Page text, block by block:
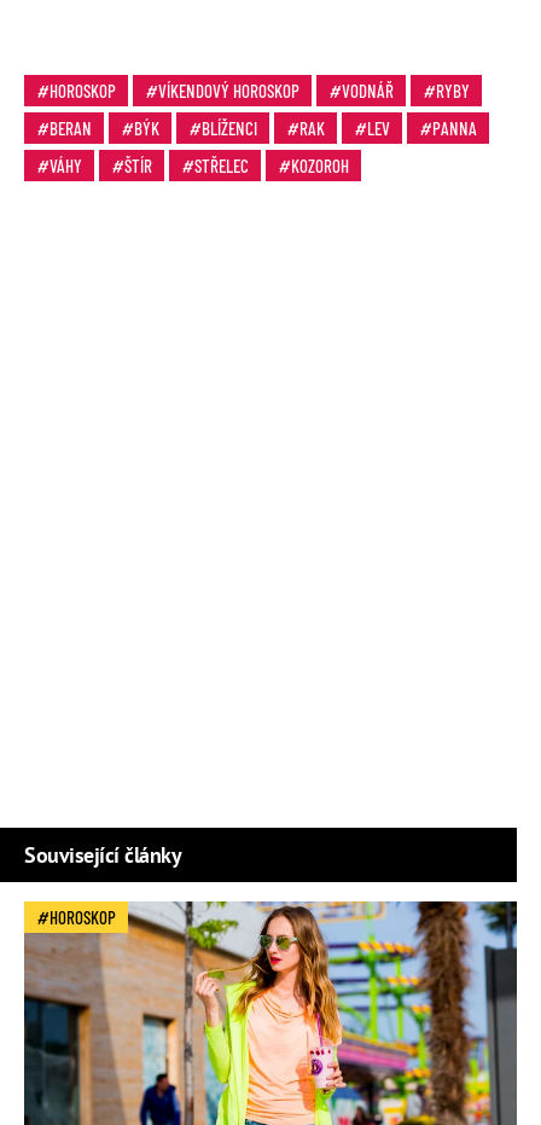
HOROSKOP VÍKENDOVÝ HOROSKOP VODNÁŘ
RYBY
BERAN
BÝK BLÍŽENCI RAK LEV
PANNA
VÁHY
ŠTÍR STŘELEC KOZOROH
Související články
HOROSKOP